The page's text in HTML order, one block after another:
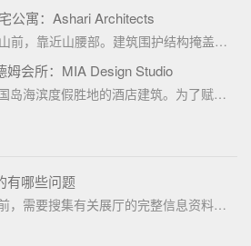
公寓：Ashari Architects
Koohsar 公寓坐落在一座山前，靠近山腰部。建筑围护结构掩盖了部分山景，为了在视觉上将建筑背后的山景与建筑立面融为一体，立面使用了砖材料与远处山脉的色调相得益彰。砖块图案模拟了从山底登顶的过程，吸引了游客对后方山景的兴趣，并呈现出无缝连接的前景建筑。
姆会所：MIA Design Studio
该项目是一座位于越南富国岛海滨度假胜地的酒店建筑。为了赋予建筑以一种既现代、又传统的新视野，设计者选择以灯笼为主要概念。在夜间，温德姆会所这一“灯笼”将营造出温柔、细腻的光感，并成为度假村入口处的一大亮点。此外，项目主要选用的材料为红砖，以此表达了当地石匠工艺的细致和精确之美。
有哪些问题
在打造企业的展厅项目之前，需要搜集有关展厅的完整信息资料的，要详细了解一下需要展示的内容是什么。然后对展厅的整体的设计要有一个定位，也就是要明确主题，所有展厅的设计一定都是围着主题去设计的。前期规划好了，做设计的时候就不会忘记，就不会显得很乱。